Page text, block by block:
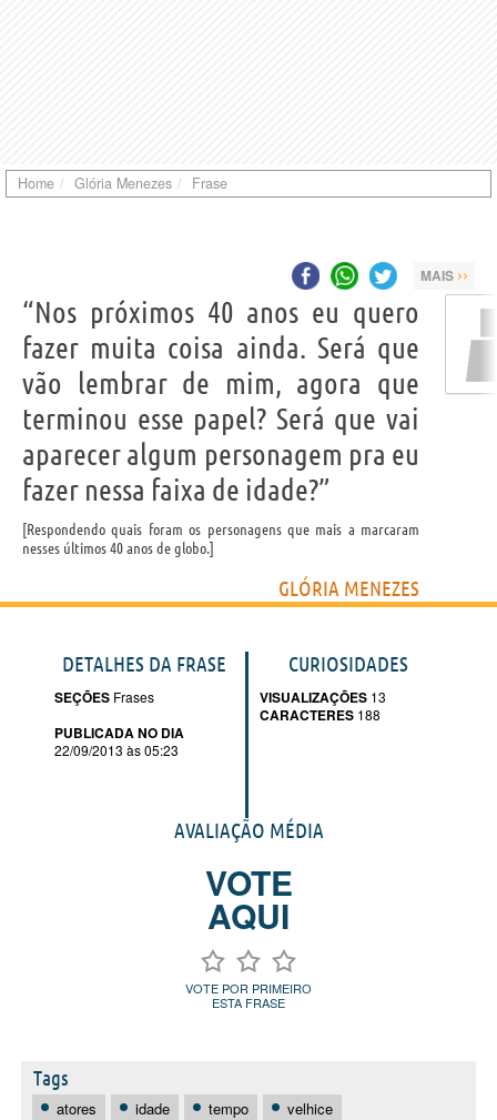
Home Glória Menezes Frase
MAIS ››
“Nos próximos 40 anos eu quero
fazer muita coisa ainda. Será que
vão lembrar de mim, agora que
terminou esse papel? Será que vai
aparecer algum personagem pra eu
fazer nessa faixa de idade?”
Respondendo quais foram os personagens que mais a marcaram
nesses últimos 40 anos de globo.
GLÓRIA MENEZES
DETALHES DA FRASE
SEÇÕES Frases
PUBLICADA NO DIA
22/09/2013 às 05:23
CURIOSIDADES
VISUALIZAÇÕES 13
CARACTERES 188
AVALIAÇÃO MÉDIA
VOTE
AQUI
VOTE POR PRIMEIRO
ESTA FRASE
Tags
atores idade tempo velhice